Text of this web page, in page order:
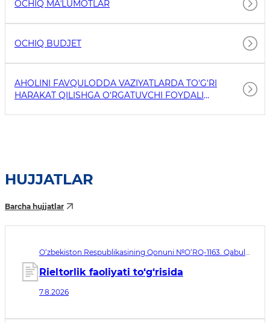
OCHIQ MAʼLUMOTLAR
OCHIQ BUDJET
AHOLINI FAVQULODDA VAZIYATLARDA TO'G'RI
HARAKAT QILISHGA O'RGATUVCHI FOYDALI
HUJJATLAR
Barcha hujjatlar
O‘zbekiston Respublikasining Qonuni №O‘RQ-1163. Qabul
Rieltorlik faoliyati to‘g‘risida
7.8.2026